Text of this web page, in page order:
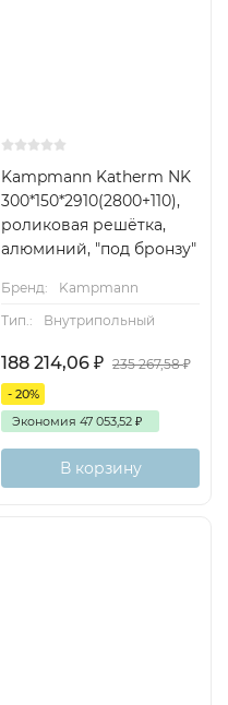
Kampmann Katherm NK
300*150*2910(2800+110),
роликовая решётка,
алюминий, "под бронзу"
Бренд:
Kampmann
Тип.:
Внутрипольный
188 214,06 ₽ 235 267,58₽
- 20%
Экономия 47 053,52 ₽
В корзину